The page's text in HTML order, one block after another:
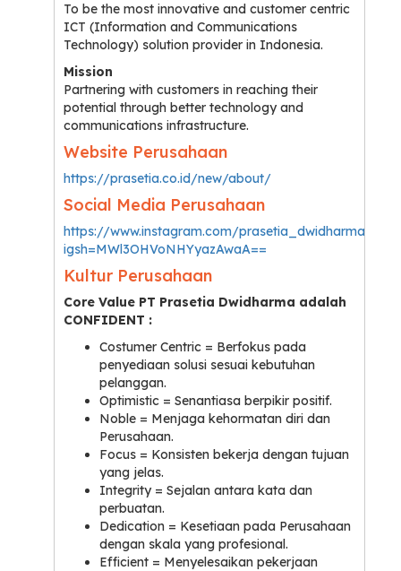
To be the most innovative and customer centric
ICT (Information and Communications
Technology) solution provider in Indonesia.
Mission
Partnering with customers in reaching their
potential through better technology and
communications infrastructure.
Website Perusahaan
https://prasetia.co.id/new/about/
Social Media Perusahaan
https://www.instagram.com/prasetia_dwidharma?
igsh=MWl3OHVoNHYyazAwaA==
Kultur Perusahaan
Core Value PT Prasetia Dwidharma adalah
CONFIDENT :
Costumer Centric = Berfokus pada
penyediaan solusi sesuai kebutuhan
pelanggan.
Optimistic = Senantiasa berpikir positif.
Noble = Menjaga kehormatan diri dan
Perusahaan.
Focus = Konsisten bekerja dengan tujuan
yang jelas.
Integrity = Sejalan antara kata dan
perbuatan.
Dedication = Kesetiaan pada Perusahaan
dengan skala yang profesional.
Efficient = Menyelesaikan pekerjaan